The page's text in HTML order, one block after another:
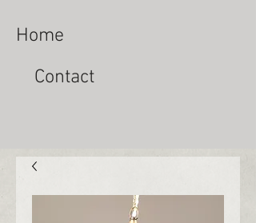
Home
Contact